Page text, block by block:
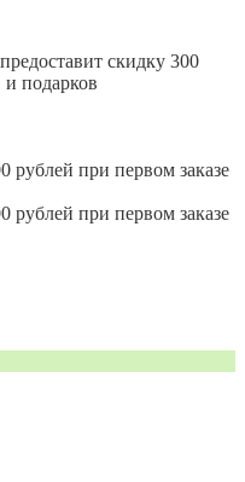
скидку 300
и подарков
рублей при первом заказе
рублей при первом заказе